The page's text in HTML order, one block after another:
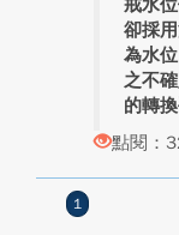
戒水
卻採
為水
之不
的轉
點閱：
1